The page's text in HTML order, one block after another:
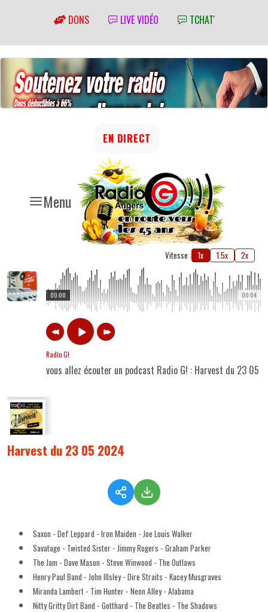
DONS LIVE VIDÉO TCHAT'
Menu
EN DIRECT
Vitesse : 1x 1.5x 2x
00:04
00:00
Radio G!
vous allez écouter un podcast Radio G! : Harvest du 23 05
Harvest du 23 05 2024
Saxon - Def Leppard - Iron Maiden - Joe Louis Walker
Savatage - Twisted Sister - Jimmy Rogers - Graham Parker
The Jam - Dave Mason - Steve Winwood - The Outlaws
Henry Paul Band - John Illsley - Dire Straits - Kacey Musgraves
Miranda Lambert - Tim Hunter - Neon Alley - Alabama
Nitty Gritty Dirt Band - Gotthard - The Beatles - The Shadows